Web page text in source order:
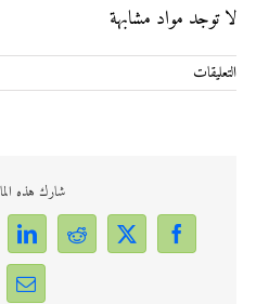
لا توجد مواد مشابهة
التعليقات
يمين
شارك هذه
Facebook
X
Reddit